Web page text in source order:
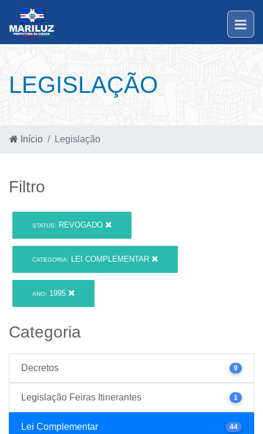
LEGISLAÇÃO
Início Legislação
Filtro
STATUS: REVOGADO
CATEGORIA: LEI COMPLEMENTAR
ANO: 1995
Categoria
Decretos 9
Legislação Feiras Itinerantes 1
Lei Complementar 44